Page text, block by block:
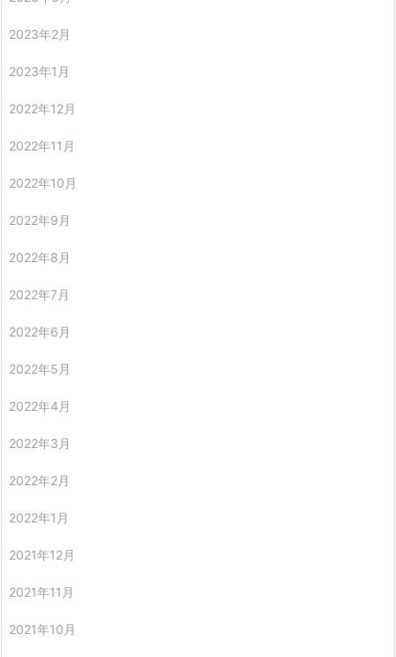
2023年2月
2023年1月
2022年12月
2022年11月
2022年10月
2022年9月
2022年8月
2022年7月
2022年6月
2022年5月
2022年4月
2022年3月
2022年2月
2022年1月
2021年12月
2021年11月
2021年10月